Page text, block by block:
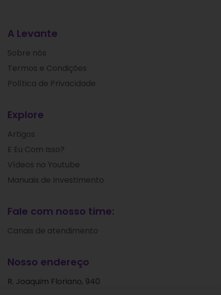
A Levante
Sobre nós
Termos e Condições
Política de Privacidade
Explore
Artigos
E Eu Com Isso?
Vídeos no Youtube
Manuais de Investimento
Fale com nosso time:
Canais de atendimento
Nosso endereço
R. Joaquim Floriano, 940